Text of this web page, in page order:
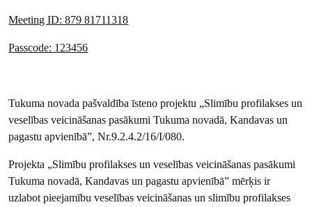
Meeting ID: 879 81711318
Passcode: 123456
Tukuma novada pašvaldība īsteno projektu „Slimību profilakses un
veselības veicināšanas pasākumi Tukuma novadā, Kandavas un
pagastu apvienībā”, Nr.9.2.4.2/16/I/080.
Projekta „Slimību profilakses un veselības veicināšanas pasākumi
Tukuma novadā, Kandavas un pagastu apvienībā” mērķis ir
uzlabot pieejamību veselības veicināšanas un slimību profilakses